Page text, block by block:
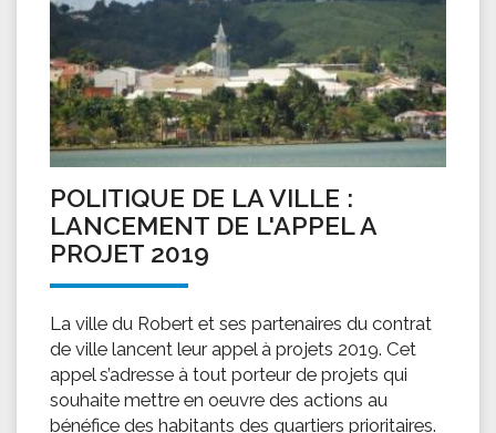
POLITIQUE DE LA VILLE :
LANCEMENT DE L'APPEL A
PROJET 2019
La ville du Robert et ses partenaires du contrat
de ville lancent leur appel à projets 2019. Cet
appel s’adresse à tout porteur de projets qui
souhaite mettre en oeuvre des actions au
bénéfice des habitants des quartiers prioritaires.